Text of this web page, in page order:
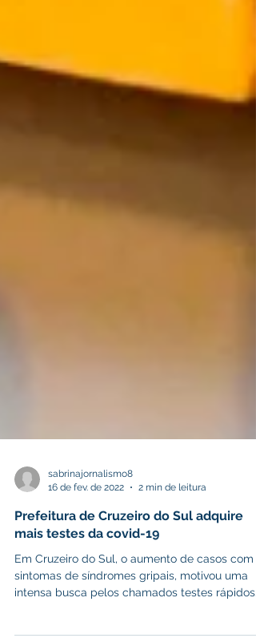
sabrinajornalismo8
16 de fev. de 2022
2 min de leitura
Prefeitura de Cruzeiro do Sul adquire
mais testes da covid-19